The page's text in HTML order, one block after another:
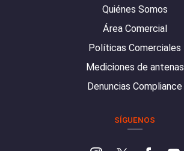
Quiénes Somos
Área Comercial
Políticas Comerciales
Mediciones de antenas
Denuncias Compliance
SÍGUENOS